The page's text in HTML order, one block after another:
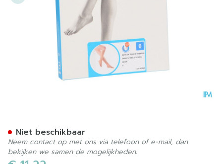
Niet beschikbaar
Neem contact op met ons via telefoon of e-mail, dan
bekijken we samen de mogelijkheden.